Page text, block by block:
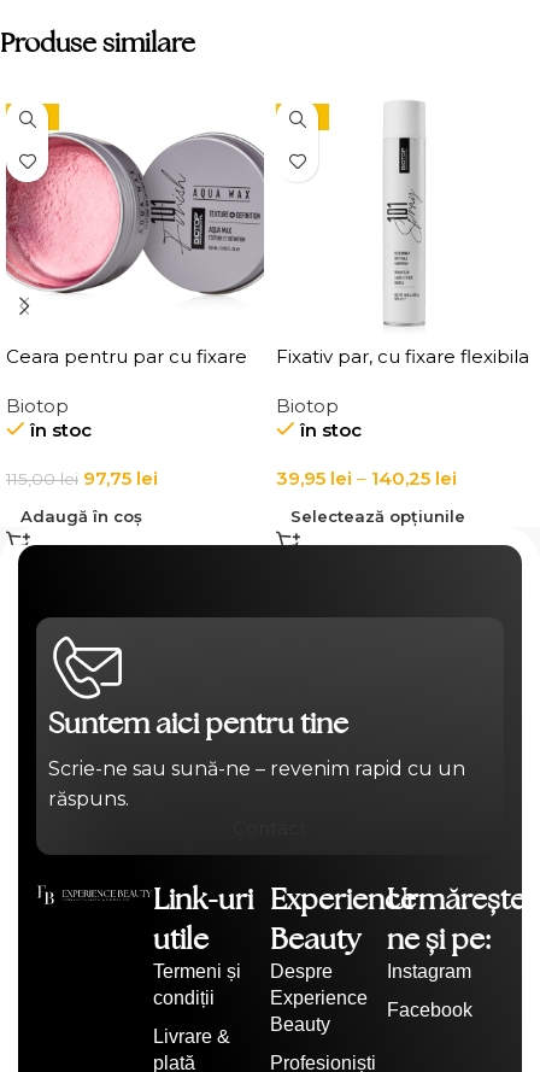
Produse similare
-15%
Ceara pentru par cu fixare
Texture Definition
Biotop
în stoc
115,00lei 97,75 lei
Adaugă în coș
-15%
Fixativ par, cu fixare flexibila
Hairspray
Biotop
în stoc
39,95 lei – 140,25 lei
Selectează opțiunile
Suntem aici pentru tine
Scrie-ne sau sună-ne – revenim rapid cu un
răspuns.
Link-uri
utile
Termeni și
condiții
Livrare &
plată
Experience
Beauty
Despre
Experience
Beauty
Profesioniști
Urmărește-
ne și pe:
Instagram
Facebook